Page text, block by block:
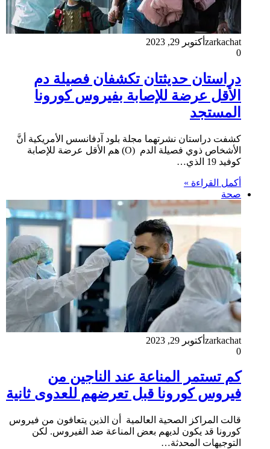
zarkachat أكتوبر 29, 2023
0
دراستان حديثتان تكشفان فصيلة دم
الأقل عرضة للإصابة بفيروس كورونا
المستجد
كشفت دراستان نشرتهما مجلة بلود آدفانسس الأمريكية أنَّ
الأشخاص ذوي فصيلة الدم (O) هم الأقل عرضة للإصابة
كوفيد 19 الذي…
أكمل القراءة »
صحة
zarkachat أكتوبر 29, 2023
0
كم تستمر المناعة عند الناجين من
فيروس كورونا قبل تعرضهم للعدوى ثانية
قالت المراكز الصحية العالمية أن الذين يتعافون من فيروس
كورونا قد يكون لديهم بعض المناعة ضد الفيروس. لكن
التوجيهات المحدثة…